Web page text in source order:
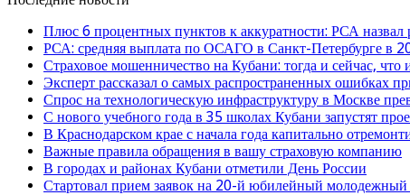
Плюс 6 процентных пунктов к аккуратности: РСА
РСА: средняя выплата по ОСАГО в Санкт-Петербурге в
Страховое мошенничество на Кубани: тогда и сейчас, что
Эксперт рассказал о самых распространенных ошибках
Спрос на технологическую инфраструктуру в Москве
С нового учебного года в 35 школах Кубани запустят
В Краснодарском крае с начала года капитально
Важные правила обращения в вашу страховую компанию
В городах и районах Кубани отметили День России
Стартовал прием заявок на 20-й юбилейный